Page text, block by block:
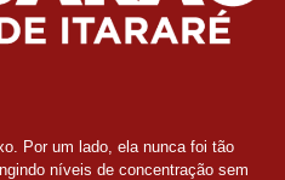
Por um lado, ela nunca foi tão
níveis de concentração sem